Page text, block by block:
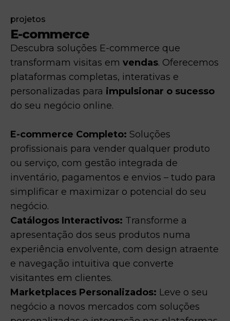
projetos
E-commerce
Descubra soluções E-commerce que
transformam visitas em vendas. Oferecemos
plataformas completas, interativas e
personalizadas para impulsionar o sucesso
do seu negócio online.
E-commerce Completo: Soluções
profissionais para vender qualquer produto
ou serviço, com gestão integrada de
inventário, pagamentos e envios – tudo para
simplificar e maximizar o potencial do seu
negócio.
Catálogos Interactivos: Transforme a
apresentação dos seus produtos numa
experiência envolvente, com design atraente
e navegação intuitiva que converte
visitantes em clientes.
Marketplaces Personalizados: Leve o seu
negócio a novos mercados com soluções